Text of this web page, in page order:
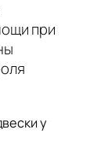
при
у